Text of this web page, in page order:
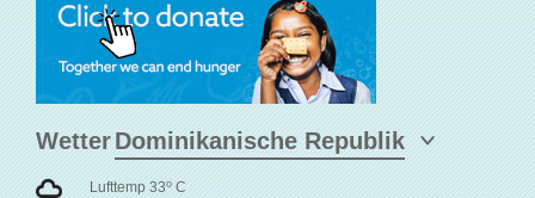
Wetter
Lufttemp 33o C